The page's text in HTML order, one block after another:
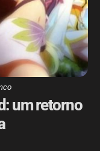
um retorno